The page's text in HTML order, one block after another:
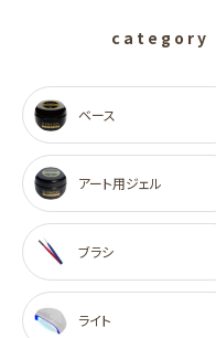
category
ベース
アート用ジェル
ブラシ
ライト